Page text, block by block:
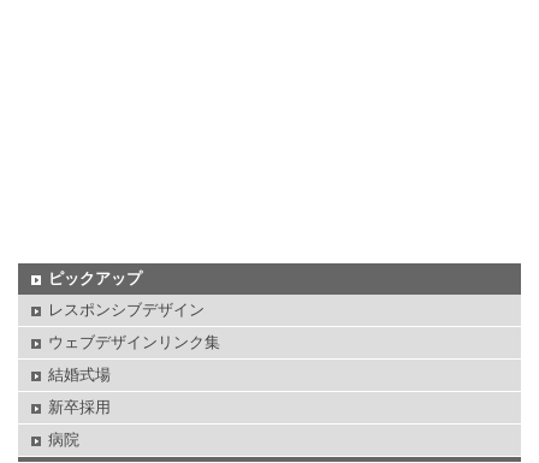
ピックアップ
レスポンシブデザイン
ウェブデザインリンク集
結婚式場
新卒採用
病院